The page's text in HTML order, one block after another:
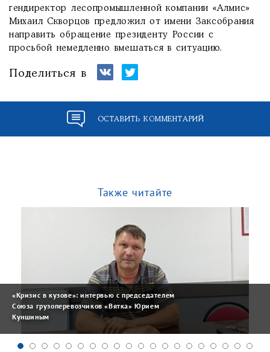
гендиректор лесопромышленной компании «Алмис»
Михаил Скворцов предложил от имени Заксобрания
направить обращение президенту России с
просьбой немедленно вмешаться в ситуацию.
Поделиться в
ОСТАВИТЬ КОММЕНТАРИЙ
Также читайте
«Кризис в кузове»: интервью с председателем
Союза грузоперевозчиков «Вятка» Юрием
Куншиным